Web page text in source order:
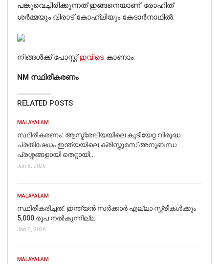
പങ്കുവെച്ചിരിക്കുന്നത് ഇങ്ങനെയാണ്: രോഹിത്
ശർമ്മയും വിരാട് കോഹ്‌ലിയും കേദാർനാഥിൽ.
നിങ്ങൾക്ക് പോസ്റ്റ്ഇവിടെ കാണാം.
NM സ്ഥിരീകരണം
RELATED POSTS
MALAYALAM
സ്ഥിരീകരണം: ആസ്ട്രേലിയയിലെ കുടിയേറ്റ വിരുദ്ധ
പ്രതിഷേധം ഇന്ത്യയിലെ ക്രിസ്തുമസ് അനുബന്ധ
പ്രശ്നങ്ങളായി തെറ്റായി…
Jan 8, 2026
MALAYALAM
സ്ഥിരീകരിച്ചത്: ഇന്ത്യൻ സർക്കാർ എല്ലാ സ്ത്രീകൾക്കും
5,000 രൂപ നൽകുന്നില്ല
Jan 8, 2026
MALAYALAM